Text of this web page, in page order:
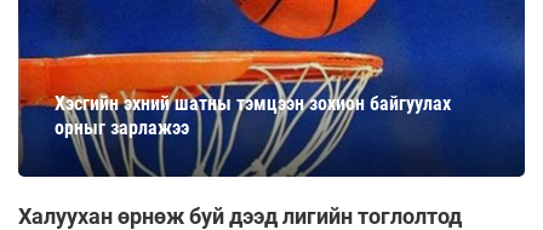
Хэсгийн эхний шатны тэмцээн зохион байгуулах
орныг зарлажээ
Халуухан өрнөж буй дээд лигийн тоглолтод